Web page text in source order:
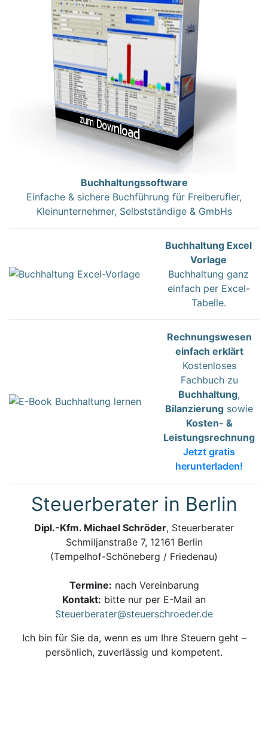
Buchhaltungssoftware
Einfache & sichere Buchführung für Freiberufler,
Kleinunternehmer, Selbstständige & GmbHs
Buchhaltung Excel
Vorlage
Buchhaltung ganz
einfach per Excel-
Tabelle.
Rechnungswesen
einfach erklärt
Kostenloses
Fachbuch zu
Buchhaltung,
Bilanzierung sowie
Kosten- &
Leistungsrechnung
Jetzt gratis
herunterladen!
Steuerberater in Berlin
Dipl.-Kfm. Michael Schröder, Steuerberater
Schmiljanstraße 7, 12161 Berlin
(Tempelhof-Schöneberg / Friedenau)
Termine: nach Vereinbarung
Kontakt: bitte nur per E-Mail an
Steuerberater@steuerschroeder.de
Ich bin für Sie da, wenn es um Ihre Steuern geht –
persönlich, zuverlässig und kompetent.